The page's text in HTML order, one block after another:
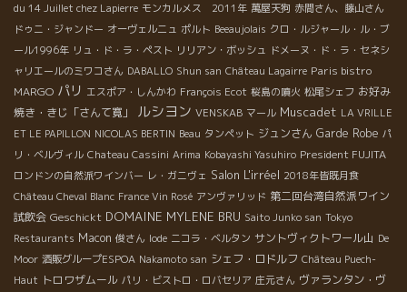
du 14 Juillet chez Lapierre モンカルメス 2011年 萬屋天狗 赤間さん、藤山さん
ドゥニ・ジャンドー オーヴェルニュ ポルト Beeaujolais クロ・ルジャール・ル・ブ
ール1996年 リュ・ド・ラ・ペスト リリアン・ボッシュ ドメーヌ・ド・ラ・セネシ
ャリエールのミワコさん DABALLO Shun san Château Lagairre Paris bistro
MARGO パリ エスポア・しんかわ François Ecot 桜島の噴火 松尾シェフ お好み
焼き・きじ「さんて寛」
ルシヨン VENSKAB マール Muscadet LA VRILLE
ET LE PAPILLON NICOLAS BERTIN Beau タンペット ジュンさん Garde Robe パ
リ・ベルヴィル Chateau Cassini Arima Kobayashi Yasuhiro President FUJITA
ロンドンの自然派ワインバー レ・ガニヴェ Salon L'irréel 2018年皆既月食
Château Cheval Blanc France Vin Rosé アンヴァリッド 第二回台湾自然派ワイン
試飲会 Geschickt DOMAINE MYLENE BRU Saito Junko san Tokyo
Restaurants Macon 俊さん Iode ニコラ・ベルタン サントヴィクトワール山 De
Moor 酒販グループESPOA Nakamoto san シェフ・ロドルフ Château Puech-
Haut トロワザムール パリ・ビストロ・ロバセリア 庄元さん ヴァランタン・ヴ